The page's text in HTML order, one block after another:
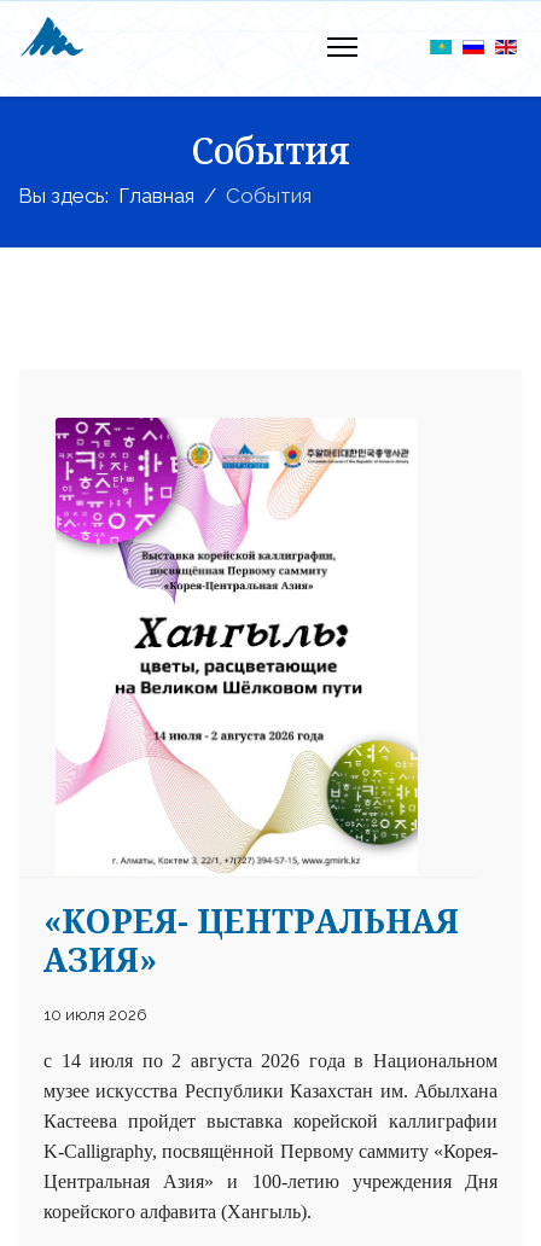
События
Вы здесь: Главная События
«КОРЕЯ- ЦЕНТРАЛЬНАЯ
АЗИЯ»
10 июля 2026
с 14 июля по 2 августа 2026 года в Национальном
музее искусства Республики Казахстан им. Абылхана
Кастеева пройдет выставка корейской каллиграфии
K-Calligraphy,посвящённой Первому саммиту «Корея-
Центральная Азия» и 100-летию учреждения Дня
корейского алфавита (Хангыль).